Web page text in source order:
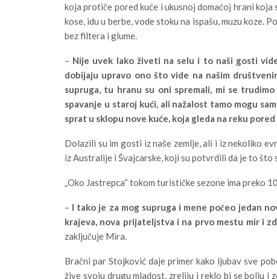
koja protiče pored kuće i ukusnoj domaćoj hrani koja
kose, idu u berbe, vode stoku na ispašu, muzu koze.
bez filtera i glume.
– Nije uvek lako živeti na selu i to naši gosti
dobijaju upravo ono što vide na našim
supruga, tu hranu su oni spremali, mi se
spavanje u staroj kući, ali nažalost tamo mogu
sprat u sklopu nove kuće, koja gleda na reku
Dolazili su im gosti iz naše zemlje, ali i iz nekoliko
iz Australije i Švajcarske, koji su potvrdili da je to
„Oko Jastrepca“ tokom turističke sezone ima preko
– I tako je za mog supruga i mene počeo jedan
krajeva, nova prijateljstva i na prvo mestu mir i
zaključuje Mira.
Bračni par Stojković daje primer kako ljubav sve
žive svoju drugu mladost, zreliju i reklo bi se bolju i